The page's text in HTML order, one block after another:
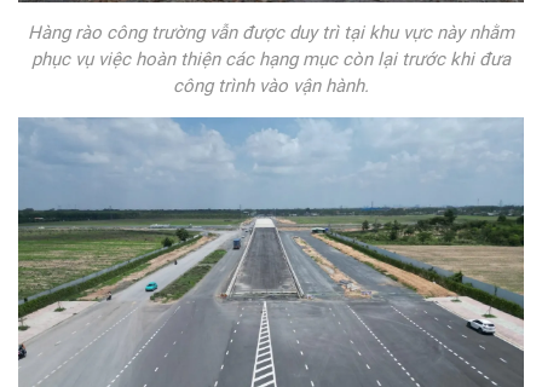
Hàng rào công trường vẫn được duy trì tại khu vực này nhằm
phục vụ việc hoàn thiện các hạng mục còn lại trước khi đưa
công trình vào vận hành.